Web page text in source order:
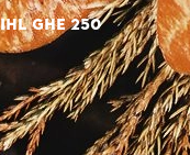
GHE 250